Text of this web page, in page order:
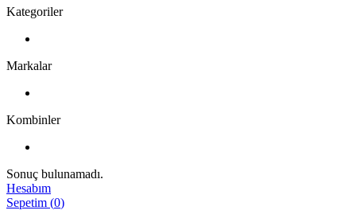
Kategoriler
Markalar
Kombinler
Sonuç bulunamadı.
Hesabım
Sepetim (0)